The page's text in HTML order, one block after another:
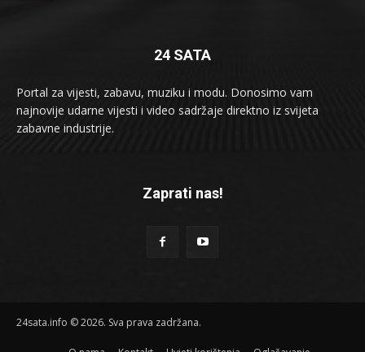
24 SATA
Portal za vijesti, zabavu, muziku i modu. Donosimo vam
najnovije udarne vijesti i video sadržaje direktno iz svijeta
zabavne industrije.
Zaprati nas!
24sata.info © 2026. Sva prava zadržana.